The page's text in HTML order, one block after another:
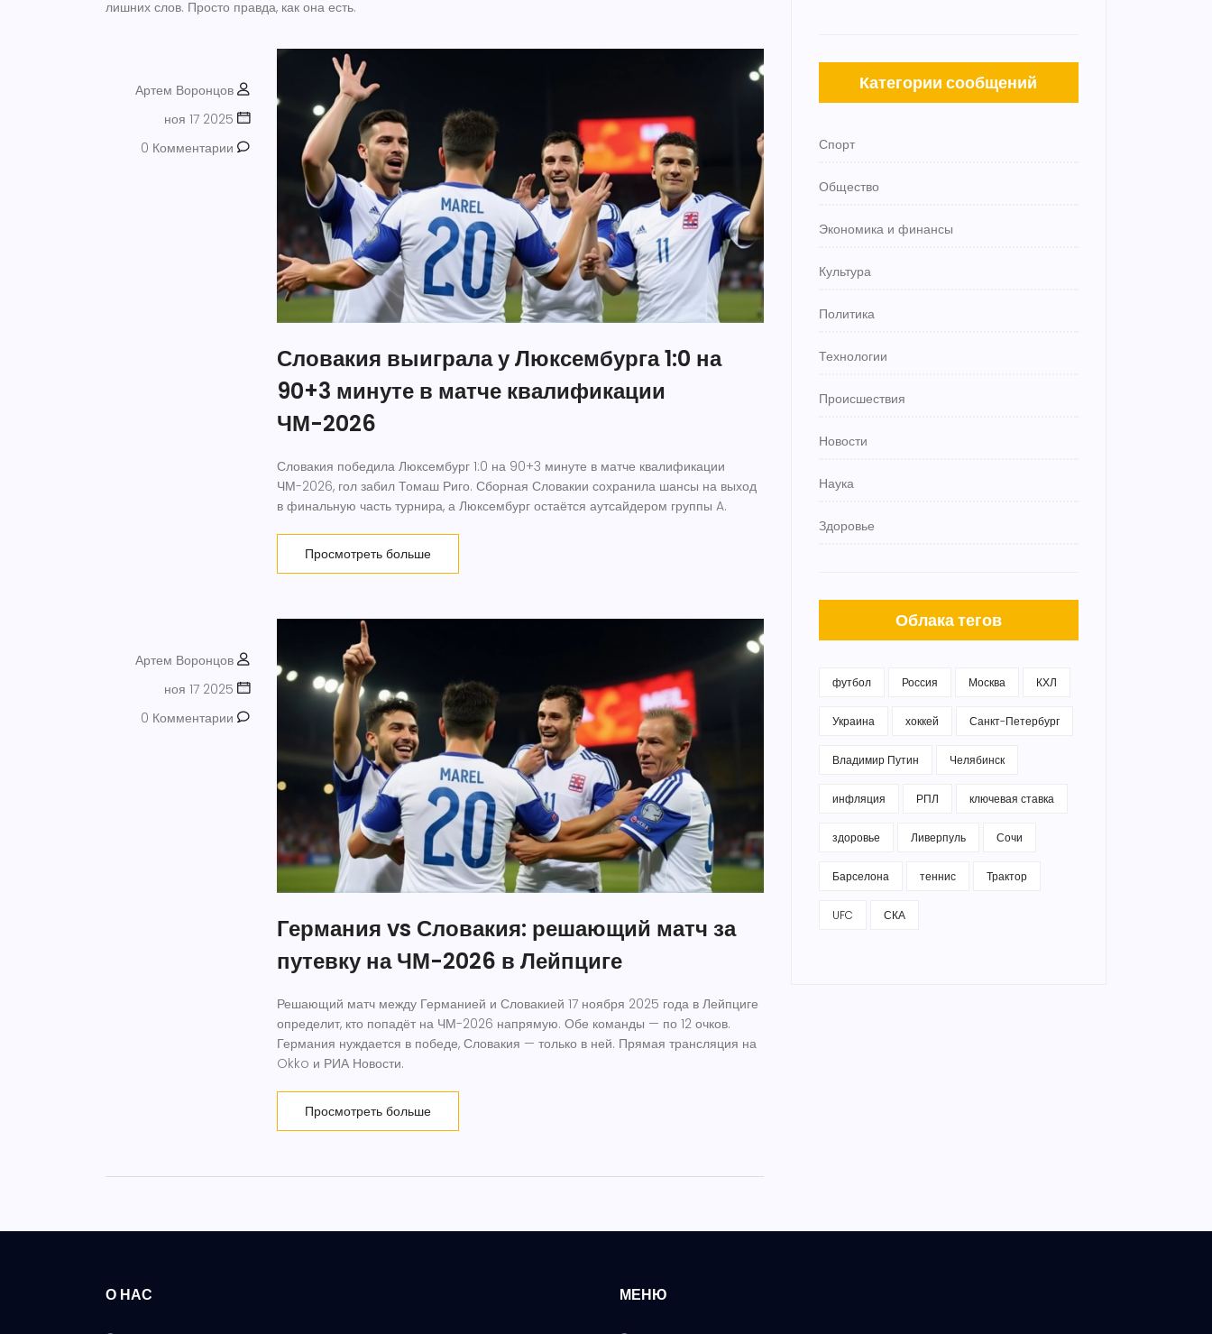
лишних слов. Просто правда, как она есть.
Артем Воронцов
ноя 17 2025
0 Комментарии
Словакия выиграла у Люксембурга 1:0 на
90+3 минуте в матче квалификации
ЧМ-2026
Словакия победила Люксембург 1:0 на 90+3 минуте в матче квалификации
ЧМ-2026, гол забил Томаш Риго. Сборная Словакии сохранила шансы на выход
в финальную часть турнира, а Люксембург остаётся аутсайдером группы A.
Просмотреть больше
Артем Воронцов
ноя 17 2025
0 Комментарии
Германия vs Словакия: решающий матч за
путевку на ЧМ-2026 в Лейпциге
Решающий матч между Германией и Словакией 17 ноября 2025 года в Лейпциге
определит, кто попадёт на ЧМ-2026 напрямую. Обе команды — по 12 очков.
Германия нуждается в победе, Словакия — только в ней. Прямая трансляция на
Okko и РИА Новости.
Просмотреть больше
Категории сообщений
Спорт
Общество
Экономика и финансы
Культура
Политика
Технологии
Происшествия
Новости
Наука
Здоровье
Облака тегов
футбол Россия Москва КХЛ
Украина хоккей Санкт-Петербург
Владимир Путин Челябинск
инфляция РПЛ ключевая ставка
здоровье Ливерпуль Сочи
Барселона теннис Трактор
UFC СКА
О НАС МЕНЮ